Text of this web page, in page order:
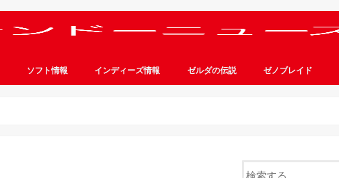
ソフト情報 インディーズ情報 ゼルダの伝説 ゼノブレイド